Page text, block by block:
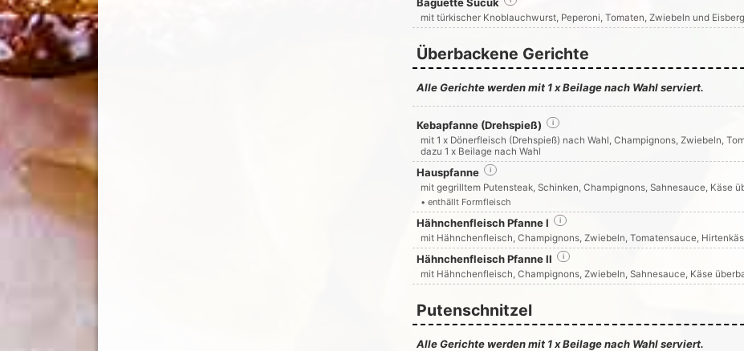
mit türkischer Knoblauchwurst, Peperoni, Tomaten, Zwiebeln und
Überbackene Gerichte
Alle Gerichte werden mit 1 x Beilage nach Wahl serviert.
Kebapfanne (Drehspieß) i
mit 1 x Dönerfleisch (Drehspieß) nach Wahl, Champignons, Zwiebeln,
dazu 1 x Beilage nach Wahl
Hauspfanne i
mit gegrilltem Putensteak, Schinken, Champignons, Sahnesauce, Käse
• enthällt Formfleisch
Hähnchenfleisch Pfanne I i
mit Hähnchenfleisch, Champignons, Zwiebeln, Tomatensauce,
Hähnchenfleisch Pfanne II i
mit Hähnchenfleisch, Champignons, Zwiebeln, Sahnesauce, Käse
Putenschnitzel
Alle Gerichte werden mit 1 x Beilage nach Wahl serviert.